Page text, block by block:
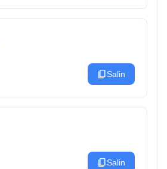
content_copySalin
content_copySalin